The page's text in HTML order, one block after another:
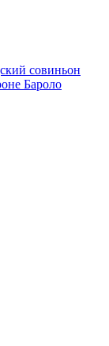
совиньон
Бароло